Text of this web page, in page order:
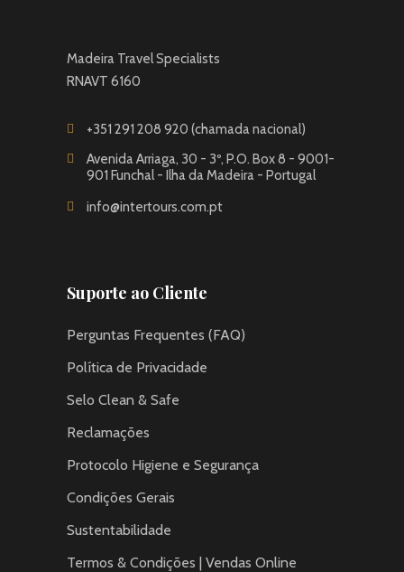
Madeira Travel Specialists
RNAVT 6160
+351 291 208 920 (chamada nacional)
Avenida Arriaga, 30 - 3º, P.O. Box 8 - 9001-
901 Funchal - Ilha da Madeira - Portugal
info@intertours.com.pt
Suporte ao Cliente
Perguntas Frequentes (FAQ)
Política de Privacidade
Selo Clean & Safe
Reclamações
Protocolo Higiene e Segurança
Condições Gerais
Sustentabilidade
Termos & Condições | Vendas Online